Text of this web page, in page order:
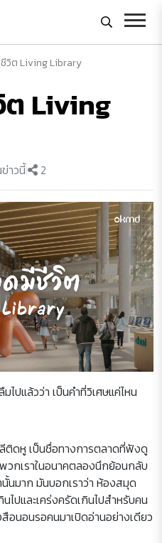
วิต Living Library
Living
าวนี้| 2
ไปแล้วว่า เป็นคำที่วิเศษแค่ไหน
ติดหู เป็นชื่อทางการตลาดที่ฟังดู
กเราในอนาคตลองนึกย้อนกลับ
นมาก มันบอกเราว่า ห้องสมุด
ไปและเคร่งครัดเกินไปสำหรับคน
อนอนรอคนมาเปิดอ่านอย่างเดียว